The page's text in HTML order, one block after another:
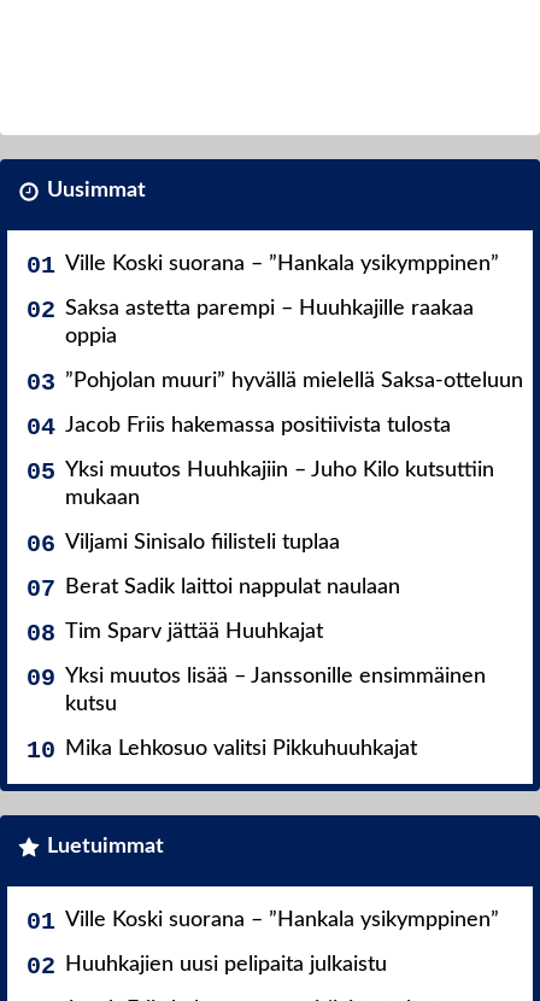
Uusimmat
Ville Koski suorana – ”Hankala ysikymppinen”
Saksa astetta parempi – Huuhkajille raakaa
oppia
”Pohjolan muuri” hyvällä mielellä Saksa-otteluun
Jacob Friis hakemassa positiivista tulosta
Yksi muutos Huuhkajiin – Juho Kilo kutsuttiin
mukaan
Viljami Sinisalo fiilisteli tuplaa
Berat Sadik laittoi nappulat naulaan
Tim Sparv jättää Huuhkajat
Yksi muutos lisää – Janssonille ensimmäinen
kutsu
Mika Lehkosuo valitsi Pikkuhuuhkajat
Luetuimmat
Ville Koski suorana – ”Hankala ysikymppinen”
Huuhkajien uusi pelipaita julkaistu